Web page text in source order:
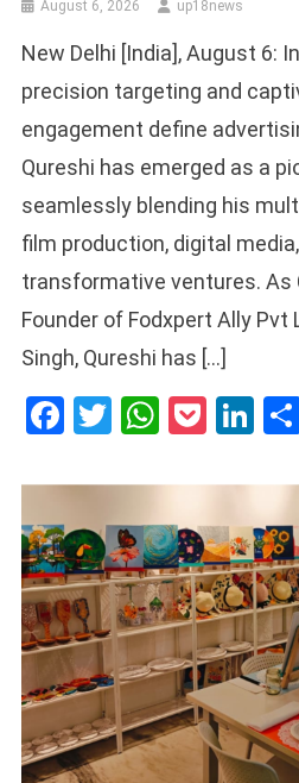
August 6, 2026 up18news
New Delhi [India], August 6:
precision targeting and
engagement define
Qureshi has emerged as a
seamlessly blending his
film production, digital
transformative ventures. As
Founder of Fodxpert Ally Pvt
Singh, Qureshi has […]
Facebook
Twitter